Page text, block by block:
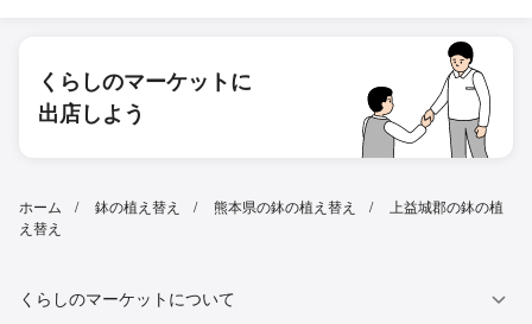
くらしのマーケットに
出店しよう
ホーム 鉢の植え替え 熊本県の鉢の植え替え
上益城郡の鉢の植
え替え
くらしのマーケットについて